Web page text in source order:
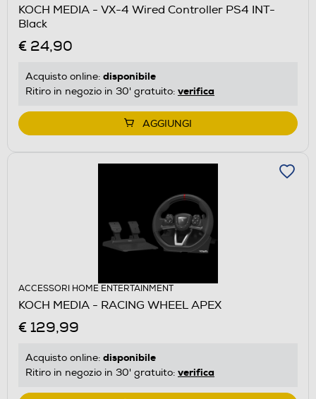
KOCH MEDIA - VX-4 Wired Controller PS4 INT-
Black
€ 24,90
Acquisto online: disponibile
Ritiro in negozio in 30' gratuito: verifica
AGGIUNGI
ACCESSORI HOME ENTERTAINMENT
KOCH MEDIA - RACING WHEEL APEX
€ 129,99
Acquisto online: disponibile
Ritiro in negozio in 30' gratuito: verifica